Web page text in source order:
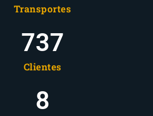
Transportes
Clientes
737
8